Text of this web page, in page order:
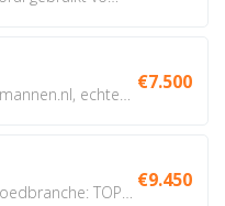
€7.500
€9.450